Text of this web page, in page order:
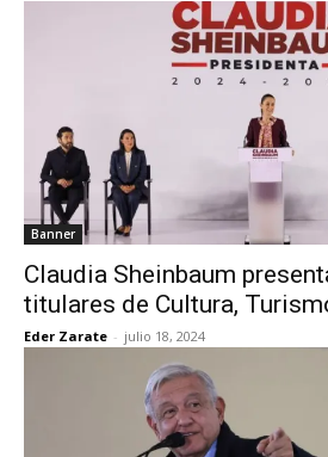
Banner
Claudia Sheinbaum
titulares de Cultura,
Eder Zarate - julio 18, 2024